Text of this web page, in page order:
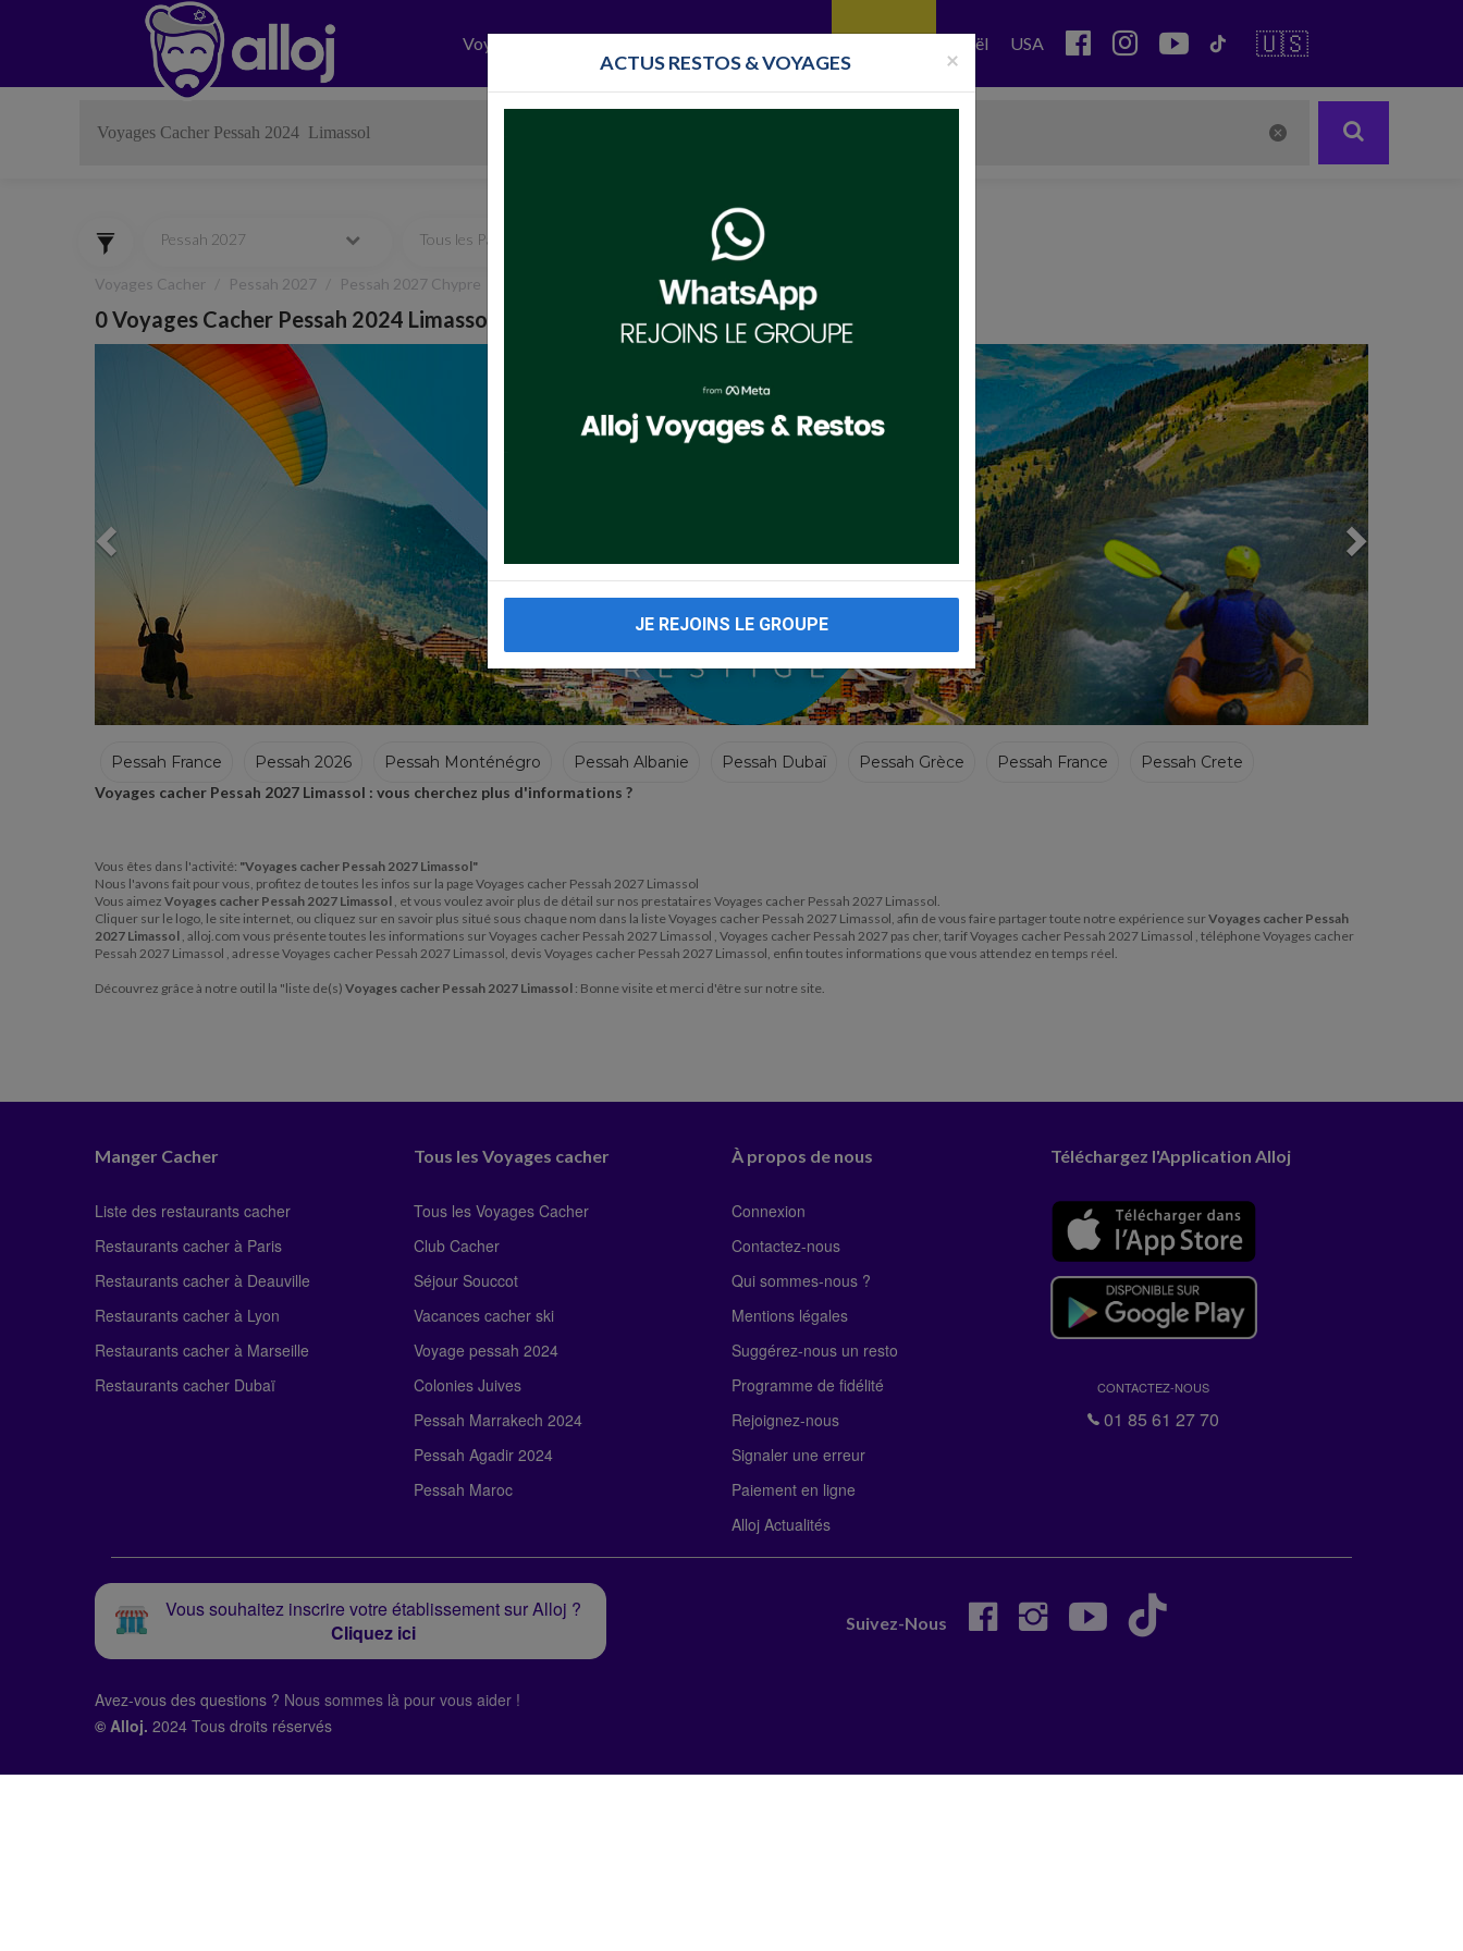
Voyages Israël USA 🇺🇸
Pessah 2027 Tous les Pays Toutes les surveillances
Voyages Cacher Pessah 2027 Pessah 2027 Chypre
0 Voyages Cacher Pessah 2024 Limassol
Previous
Next
Pessah France Pessah 2026 Pessah Monténégro Pessah Albanie Pessah Dubaï Pessah Grèce Pessah France Pessah Crete
Pessah Italie Pessah Portugal Pessah Israël Pessah Chypre
Voyages cacher Pessah 2027 Limassol : vous cherchez plus d'informations ?
Vous êtes dans l'activité: "Voyages cacher Pessah 2027 Limassol"
Nous l'avons fait pour vous, profitez de toutes les infos sur la page Voyages cacher Pessah 2027 Limassol
Vous aimez Voyages cacher Pessah 2027 Limassol , et vous voulez avoir plus de détail sur nos prestataires Voyages cacher Pessah 2027 Limassol.
Cliquer sur le logo, le site internet, ou cliquez sur en savoir plus situé sous chaque nom dans la liste Voyages cacher Pessah 2027 Limassol, afin de vous faire partager toute notre expérience surVoyages cacher Pessah
2027 Limassol , alloj.com vous présente toutes les informations sur Voyages cacher Pessah 2027 Limassol , Voyages cacher Pessah 2027 pas cher, tarif Voyages cacher Pessah 2027 Limassol , téléphone Voyages cacher
Pessah 2027 Limassol , adresse Voyages cacher Pessah 2027 Limassol, devis Voyages cacher Pessah 2027 Limassol, enfin toutes informations que vous attendez en temps réel.
Découvrez grâce à notre outil la "liste de(s) Voyages cacher Pessah 2027 Limassol : Bonne visite et merci d'être sur notre site.
Manger Cacher
Liste des restaurants cacher
Restaurants cacher à Paris
Restaurants cacher à Deauville
Restaurants cacher à Lyon
Restaurants cacher à Marseille
Restaurants cacher Dubaï
Tous les Voyages cacher
Tous les Voyages Cacher
Club Cacher
Séjour Souccot
Vacances cacher ski
Voyage pessah 2024
Colonies Juives
Pessah Marrakech 2024
Pessah Agadir 2024
Pessah Maroc
À propos de nous
Connexion
Contactez-nous
Qui sommes-nous ?
Mentions légales
Suggérez-nous un resto
Programme de fidélité
Rejoignez-nous
Signaler une erreur
Paiement en ligne
Alloj Actualités
Téléchargez l'Application Alloj
CONTACTEZ-NOUS
01 85 61 27 70
Vous souhaitez inscrire votre établissement sur Alloj ?
Cliquez ici
Suivez-Nous
Avez-vous des questions ? Nous sommes là pour vous aider !
© Alloj. 2024 Tous droits réservés
×
ACTUS RESTOS & VOYAGES
JE REJOINS LE GROUPE